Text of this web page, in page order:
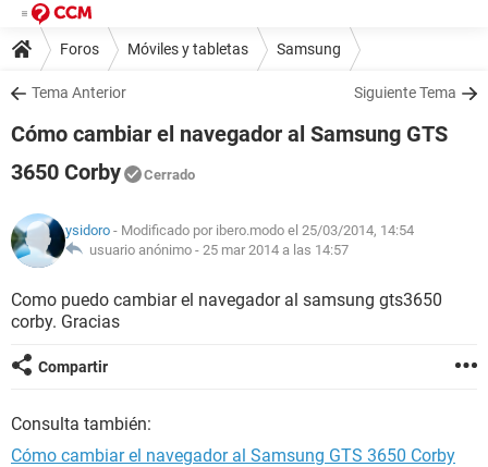
Foros Móviles y tabletas Samsung
Tema Anterior Siguiente Tema
Cómo cambiar el navegador al Samsung GTS
3650 Corby
Cerrado
ysidoro - Modificado por ibero.modo el 25/03/2014, 14:54
usuario anónimo - 25 mar 2014 a las 14:57
Como puedo cambiar el navegador al samsung gts3650
corby. Gracias
Compartir
Consulta también:
Cómo cambiar el navegador al Samsung GTS 3650 Corby